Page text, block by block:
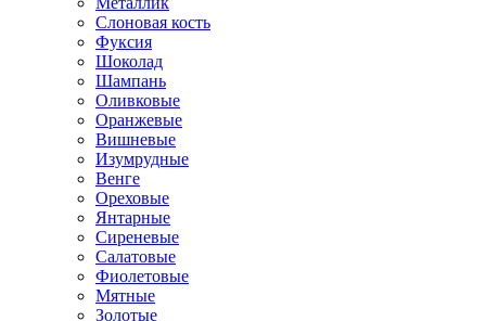
Слоновая кость
Фуксия
Шоколад
Шампань
Оливковые
Оранжевые
Вишневые
Изумрудные
Венге
Ореховые
Янтарные
Сиреневые
Салатовые
Фиолетовые
Мятные
Золотые